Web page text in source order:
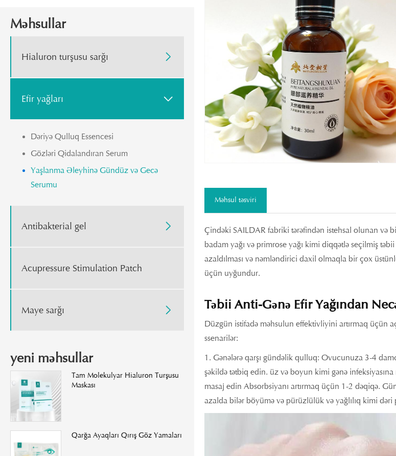
Məhsullar
Hialuron turşusu sarğı 
Efir yağları 
Dəriyə Qulluq Essencesi
Gözləri Qidalandıran Serum
Yaşlanma Əleyhinə Gündüz və Gecə
Serumu
Antibakterial gel 
Acupressure Stimulation Patch
Maye sarğı 
yeni məhsullar
Tam Molekulyar Hialuron Turşusu
Maskası
Qarğa Ayaqları Qırış Göz Yamaları
Məhsul təsviri
Çindəki SAILDAR fabriki tərəfindən istehsal olunan və
badam yağı və primrose yağı kimi diqqətlə seçilmiş təbii
azaldılması və nəmləndirici daxil olmaqla bir çox
üçün uyğundur.
Təbii Anti-Gənə Efir Yağından
Düzgün istifadə məhsulun effektivliyini artırmaq üçün
ssenarilər:
1. Gənələrə qarşı gündəlik qulluq: Ovucunuza 3-4
şəkildə tətbiq edin. üz və boyun kimi gənə
masaj edin Absorbsiyanı artırmaq üçün 1-2 dəqiqə.
azalda bilər böyümə və pürüzlülük və yağlılıq kimi dəri